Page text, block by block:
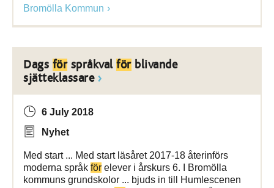
Bromölla Kommun
Dags förspråkval förblivande
sjätteklassare
6 July 2018
Nyhet
Med start ... Med start läsåret 2017-18 återinförs
moderna språk för elever i årskurs 6. I Bromölla
kommuns grundskolor ... bjuds in till Humlescenen